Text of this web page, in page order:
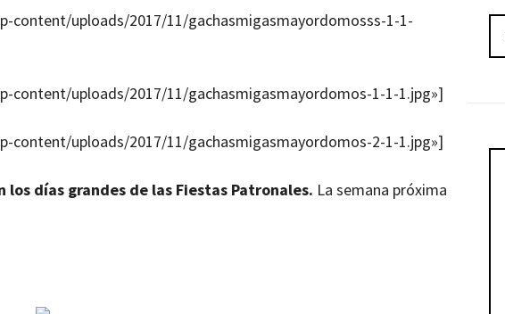
uploads/2017/11/gachasmigasmayordomosss-1-1-
uploads/2017/11/gachasmigasmayordomos-1-1-1.jpg»]
uploads/2017/11/gachasmigasmayordomos-2-1-1.jpg»]
días grandes de las Fiestas Patronales. La semana próxima